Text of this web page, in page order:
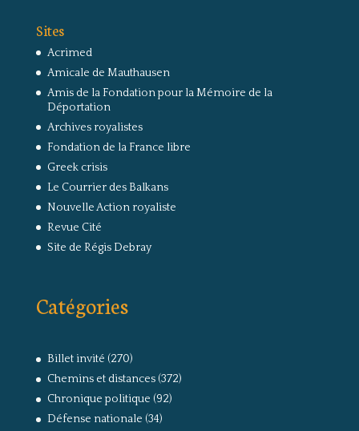
Sites
Acrimed
Amicale de Mauthausen
Amis de la Fondation pour la Mémoire de la
Déportation
Archives royalistes
Fondation de la France libre
Greek crisis
Le Courrier des Balkans
Nouvelle Action royaliste
Revue Cité
Site de Régis Debray
Catégories
Billet invité (270)
Chemins et distances(372)
Chronique politique (92)
Défense nationale (34)